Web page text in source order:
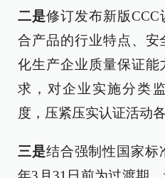
二是修订发布新版
合产品的行业特点、安
化生产企业质量保证
求，对企业实施分类
度，压紧压实认证活动
三是结合强制性国家标